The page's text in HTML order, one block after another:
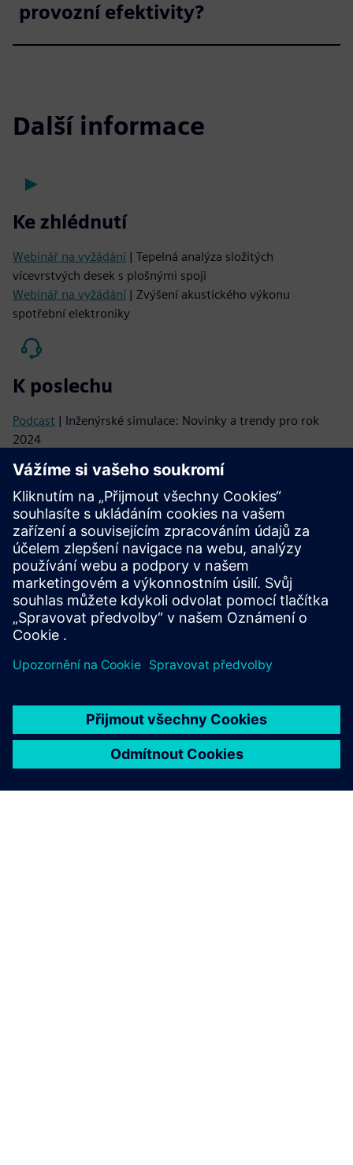
provozní efektivity?
Další informace
Ke zhlédnutí
Webinář na vyžádání | Tepelná analýza složitých
vícevrstvých desek s plošnými spoji
Webinář na vyžádání | Zvýšení akustického výkonu
spotřební elektroniky
K poslechu
Podcast | Inženýrské simulace: Novinky a trendy pro rok
2024
K přečtení
Technický dokument| Překonání tepelných problémů v
procesu tepelného návrhu desek s plošnými spoji
Technický dokument| Zvýšení důvěry v tepelnou správu
pomocí tepelných simulací před výrobou